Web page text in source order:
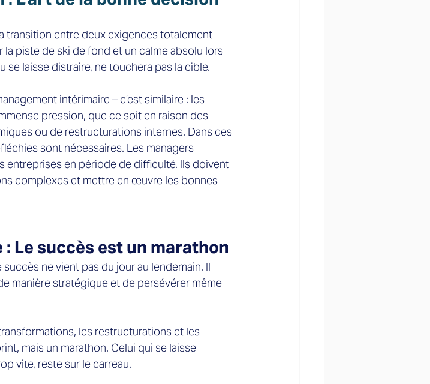
transition entre deux exigences totalement
piste de ski de fond et un calme absolu lors
se laisse distraire, ne touchera pas la cible.
intérimaire – c’est similaire : les
pression, que ce soit en raison des
ou de restructurations internes. Dans ces
sont nécessaires. Les managers
entreprises en période de difficulté. Ils doivent
complexes et mettre en œuvre les bonnes
Le succès est un marathon
ne vient pas du jour au lendemain. Il
manière stratégique et de persévérer même
les restructurations et les
mais un marathon. Celui qui se laisse
vite, reste sur le carreau.